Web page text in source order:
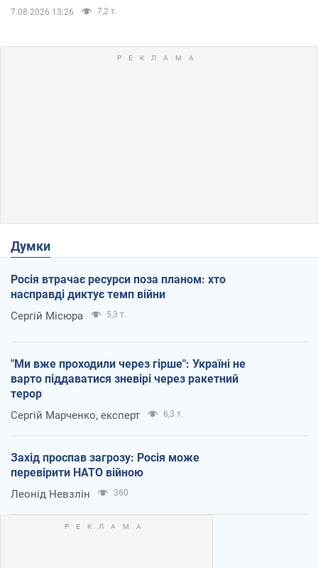
7.08.2026 13:26 7,2 т.
Думки
Росія втрачає ресурси поза планом: хто
насправді диктує темп війни
Сергій Місюра 5,3 т.
"Ми вже проходили через гірше": Україні не
варто піддаватися зневірі через ракетний
терор
Сергій Марченко, експерт 6,3 т.
Захід проспав загрозу: Росія може
перевірити НАТО війною
Леонід Невзлін 360